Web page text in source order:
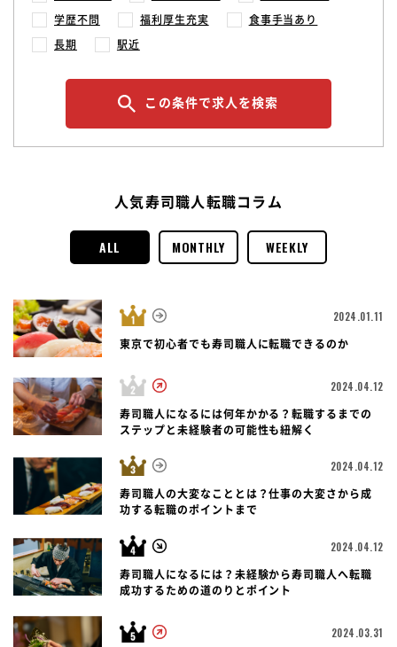
学歴不問 福利厚生充実 食事手当あり
長期 駅近
この条件で求人を検索
人気寿司職人転職コラム
ALL MONTHLY WEEKLY
2024.01.11
東京で初心者でも寿司職人に転職できるのか
2024.04.12
寿司職人になるには何年かかる？転職するまでの
ステップと未経験者の可能性も紐解く
2024.04.12
寿司職人の大変なこととは？仕事の大変さから成
功する転職のポイントまで
2024.04.12
寿司職人になるには？未経験から寿司職人へ転職
成功するための道のりとポイント
2024.03.31